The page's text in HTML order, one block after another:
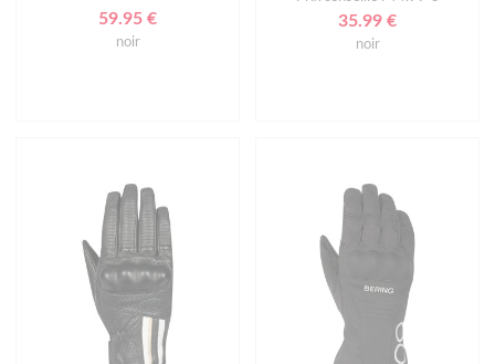
59.95 €
noir
35.99 €
noir